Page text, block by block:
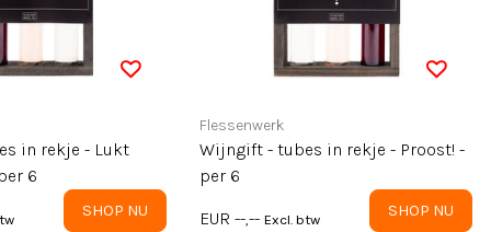
in rekje - Lukt
6
SHOP NU
Flessenwerk
Wijngift - tubes in rekje - Proost! -
per 6
EUR --,-- Excl. btw SHOP NU